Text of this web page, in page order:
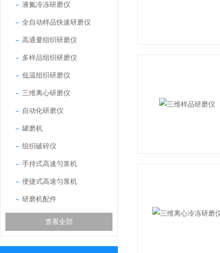
液氮冷冻研磨仪
全自动样品快速研磨仪
高通量组织研磨仪
多样品组织研磨仪
低温组织研磨仪
三维离心研磨仪
自动化研磨仪
罐磨机
组织破碎仪
手持式高速匀浆机
便捷式高速匀浆机
研磨机配件
查看全部